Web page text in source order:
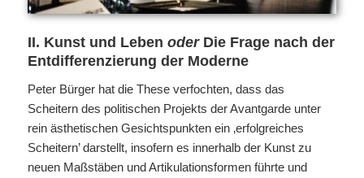
II. Kunst und LebenoderDie Frage nach der
Entdifferenzierung der Moderne
Peter Bürger hat die These verfochten, dass das
Scheitern des politischen Projekts der Avantgarde unter
rein ästhetischen Gesichtspunkten ein ‚erfolgreiches
Scheitern’ darstellt, insofern es innerhalb der Kunst zu
neuen Maßstäben und Artikulationsformen führte und